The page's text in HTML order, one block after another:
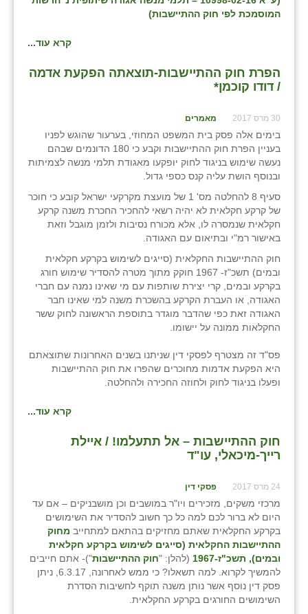
המוסמכת לפי חוק ההתיישבות)
קרא עוד...
הפרת חוק ההתיישבות-תוצאתה הפקעת אדמה
/ דודו קוכמן*
30 מרס 2017 מאמרים
בימים אלה פסק בית המשפט המחוזי, בערעור שהוגש לפניו
בעניין הפרת חוק ההתיישבות וקבע כי 180 הדונמים שבהם
נעשה שימוש בניגוד לחוק יופקעו מאגודת תלמי מנשה לצמיתות
ובנוסף הושת עליה קנס כספי גדול.
סעיף 8 להחלטה מס' 1 של מועצת מקרקעי ישראל קובע כי חוכר
של קרקע חקלאית לא יהיה רשאי להחכיר החכרת משנה קרקע
חקלאית שנמסרה לו, אלא מכורח נסיבות ולזמן מוגבל וזאת
באישור רמ"י ובתיאום עם האגודה.
חוק ההתיישבות החקלאית (סייגים לשימוש בקרקע חקלאית
ובמים) תשכ"ז- 1967 חוקק מתוך מטרה להסדיר שימוש חורג
בקרקע ובמים, קרי יצירת שותפות עם מי שאינו נמנה עם חברי
האגודה, או העברת הקרקע בהשכרת משנה למי שאינו חבר
האגודה זאת כפי שהדבר מוגדר בתוספת הראשונה לחוק ששר
החקלאות ממונה על יישומו.
פס"ד זה מצטרף לפסקי דין שניתנו בשנים האחרונות שתוצאתם
היא הפקעת אדמות מחוכרים שהפרו את חוק ההתיישבות
ופעלו בניגוד לחוק ולחוזה החכירה ולהחלטה.
קרא עוד...
חוק ההתיישבות – אל תתעלמו! / איילת
רייך-מיכאלי, עו"ד
24 מרס 2017 פסקי דין
מרכזי משקים, מזכירים ויו"ר במושבים וכן מושבניקים – אם עד
היום לא ברור לכם למה כל כך חשוב להסדיר את השימושים
בקרקע החקלאית שאתם מחזיקים בהתאם למתחייב מחוק
ההתיישבות החקלאית (סייגים לשימוש בקרקע חקלאית
ובמים), תשכ"ז-1967
(להלן: "חוק ההתיישבות")- אתם חייבים
להמשיך לקרוא. למה תשאלו? כי ממש לאחרונה, 6.3.17, ניתן
פסק דין נוסף אשר נותן משנה תוקף לחשיבות הסדרת
השימושים החורגים בקרקע החקלאית.